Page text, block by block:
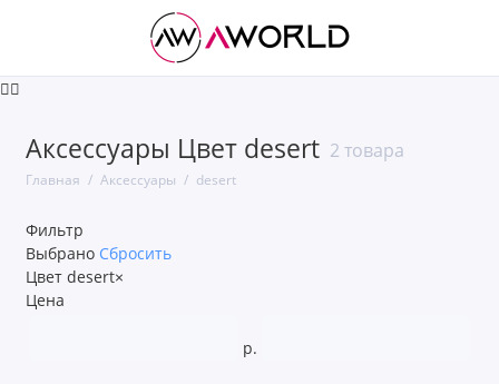
Аксессуары Цвет desert 2 товара
Главная Аксессуары desert
Фильтр
Выбрано Сбросить
Цвет desert×
Цена
р.
Power Bank
Аксессуары для MacBook